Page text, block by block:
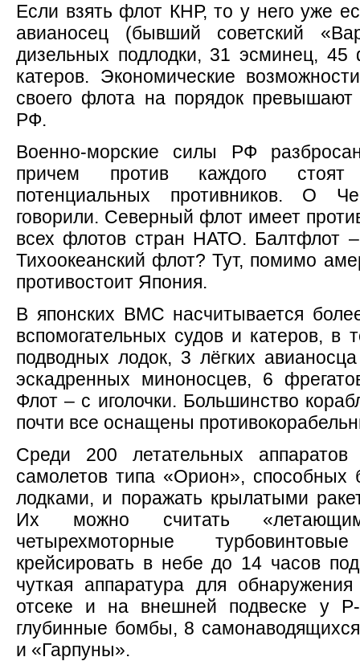
Если взять флот КНР, то у него уже
авианосец (бывший советский
дизельных подлодки, 31 эсминец, 45
катеров. Экономические
своего флота на порядок превышают
РФ.
Военно-морские силы РФ
причем против каждого стоят
потенциальных противников. О
говорили. Северный флот имеет
всех флотов стран НАТО. Балтфлот
Тихоокеанский флот? Тут, помимо
противостоит Япония.
В японских ВМС насчитывается
вспомогательных судов и катеров, в
подводных лодок, 3 лёгких
эскадренных миноносцев, 6
Флот – с иголочки. Большинство
почти все оснащены
Среди 200 летательных
самолетов типа «Орион», способных
лодками, и поражать крылатыми
Их можно считать
четырехмоторные
крейсировать в небе до 14 часов
чуткая аппаратура для
отсеке и на внешней подвеске у
глубинные бомбы, 8
и «Гарпуны».